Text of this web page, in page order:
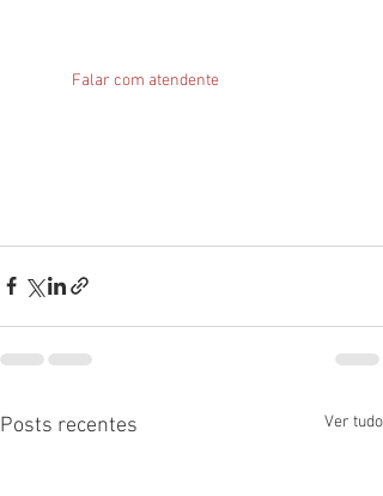
Falar com atendente
Posts recentes Ver tudo